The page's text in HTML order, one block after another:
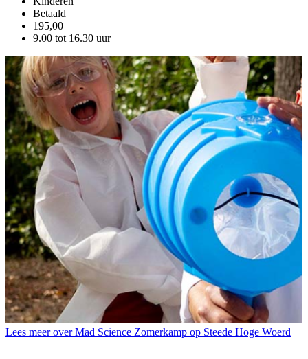
Betaald
195,00
9.00 tot 16.30 uur
Lees meer over Mad Science Zomerkamp op Steede Hoge Woerd